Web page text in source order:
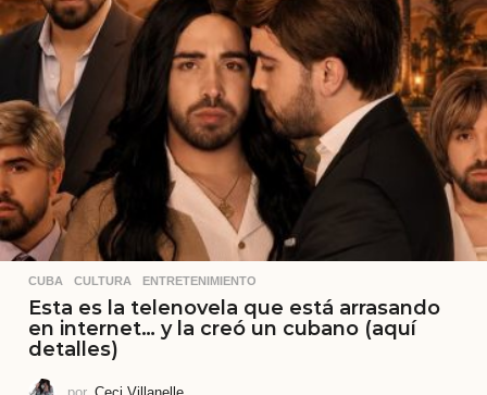
CUBA ,CULTURA ,ENTRETENIMIENTO
Esta es la telenovela que está arrasando
en internet… y la creó un cubano (aquí
detalles)